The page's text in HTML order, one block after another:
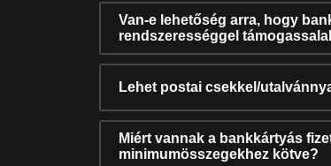
Van-e lehetőség arra, hogy
rendszerességgel
Lehet postai csekkel/
Miért vannak a bankkártyás
minimumösszegekhez kötve?